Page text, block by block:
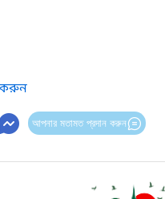
করুন
আপনার মতামত প্রদান করুন